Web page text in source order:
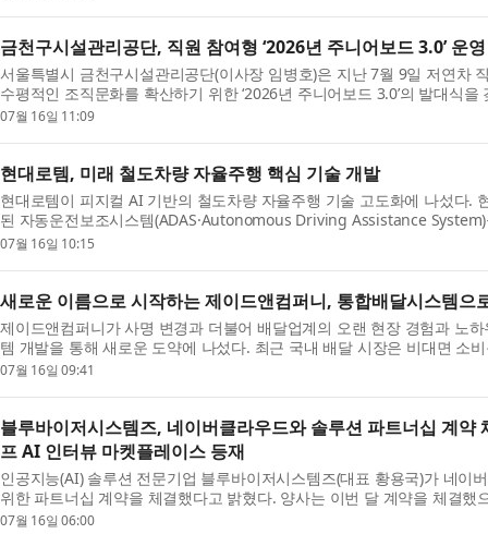
금천구시설관리공단, 직원 참여형 ‘2026년 주니어보드 3.0’ 운영
서울특별시 금천구시설관리공단(이사장 임병호)은 지난 7월 9일 저연차
수평적인 조직문화를 확산하기 위한 ‘2026년 주니어보드 3.0’​의 발대식
혔다. 공단은 ‘2024년 혁신 주니어보드 1기’​와 ‘2...
07월 16일 11:09
현대로템, 미래 철도차량 자율주행 핵심 기술 개발
현대로템이 피지컬 AI 기반의 철도차량 자율주행 기술 고도화에 나섰다.
된 자동운전보조시스템(ADAS·Autonomous Driving Assistance
철도차량용 ADAS는 철도의 선로 조건과 운행 환경을 고...
07월 16일 10:15
새로운 이름으로 시작하는 제이드앤컴퍼니, 통합배달시스템으
제이드앤컴퍼니가 사명 변경과 더불어 배달업계의 오랜 현장 경험과 노
템 개발을 통해 새로운 도약에 나섰다. 최근 국내 배달 시장은 비대면 소
장으로 꾸준한 규모를 유지하고 있지만, 배달 플랫폼 ...
07월 16일 09:41
블루바이저시스템즈, 네이버클라우드와 솔루션 파트너십 계
프 AI 인터뷰 마켓플레이스 등재
인공지능(AI) 솔루션 전문기업 블루바이저시스템즈(대표 황용국)가 네이
위한 파트너십 계약을 체결했다고 밝혔다. 양사는 이번 달 계약을 체결했
저시스템즈의 멀티모달 기반 하이버프 AI 인터뷰가 네...
07월 16일 06:00